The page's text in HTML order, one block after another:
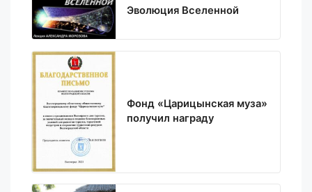
Эволюция Вселенной
Фонд «Царицынская муза»
получил награду